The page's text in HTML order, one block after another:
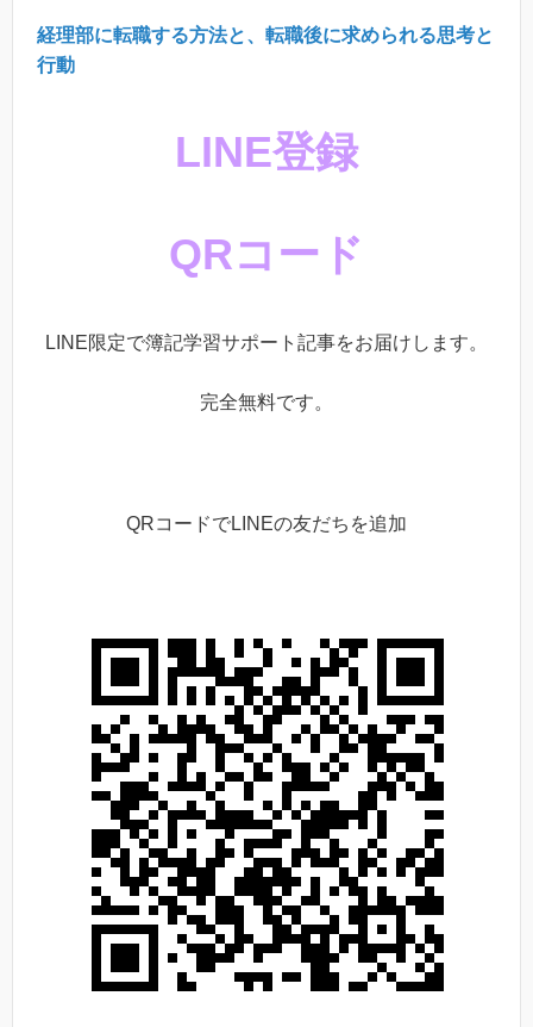
経理部に転職する方法と、転職後に求められる思考と
行動
LINE登録
QRコード
LINE限定で簿記学習サポート記事をお届けします。
完全無料です。
QRコードでLINEの友だちを追加